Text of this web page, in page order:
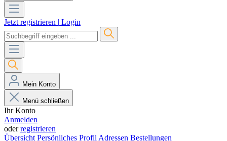
Jetzt registrieren | Login
Mein Konto
Menü schließen
Ihr Konto
Anmelden
oderregistrieren
Übersicht Persönliches Profil Adressen Bestellungen